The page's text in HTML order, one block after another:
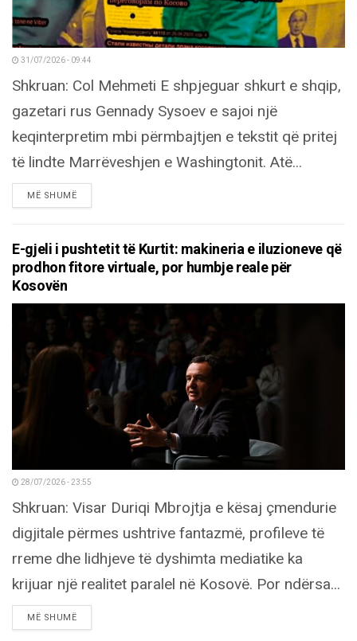
31/07/2026 - 09:44
Shkruan: Col Mehmeti E shpjeguar shkurt e shqip,
gazetari rus Gennady Sysoev e sajoi një
keqinterpretim mbi përmbajtjen e tekstit që pritej
të lindte Marrëveshjen e Washingtonit. Atë...
MË SHUMËDETAILS
E-gjeli i pushtetit të Kurtit: makineria e iluzioneve që
prodhon fitore virtuale, por humbje reale për
Kosovën
28/07/2026 - 23:55
Shkruan: Visar Duriqi Mbrojtja e kësaj çmendurie
digjitale përmes ushtrive fantazmë, profileve të
rreme dhe lidhjeve të dyshimta mediatike ka
krijuar një realitet paralel në Kosovë. Por ndërsa...
MË SHUMËDETAILS